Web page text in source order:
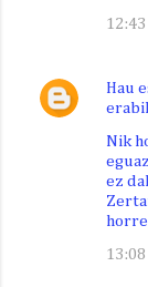
12:43
Hau
Nik
ez
13:08